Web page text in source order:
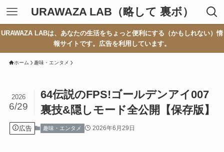
URAWAZA LAB（略して 裏ボ）
URAWAZA LABは、あなたの生活をちょっと便利にする（かもしれない）情
報サイトです。広告を利用しています。
ホーム 趣味・エンタメ
64伝説のFPS!ゴールデンアイ007
裏技&隠しモード全公開【保存版】
2026
6/29
広告 趣味・エンタメ 2026年6月29日